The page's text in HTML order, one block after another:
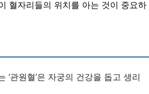
혈자리들의 위치를 아는 것이 중요하
관원혈’은 자궁의 건강을 돕고 생리